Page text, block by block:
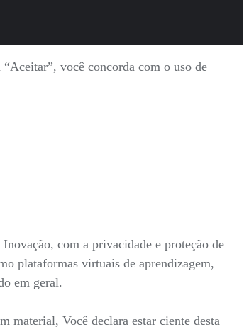
você concorda com o uso de
com a privacidade e proteção de
plataformas virtuais de aprendizagem,
em geral.
material, Você declara estar ciente desta